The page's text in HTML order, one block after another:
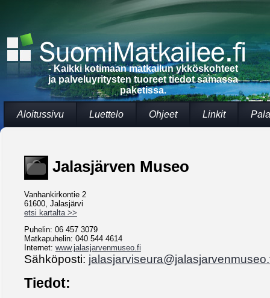
- Kaikki kotimaan matkailun ykköskohteet
ja palveluyritysten tuoreet tiedot samassa
paketissa.
Aloitussivu Luettelo Ohjeet Linkit
Jalasjärven Museo
Vanhankirkontie 2
61600, Jalasjärvi
etsi kartalta >>
Puhelin: 06 457 3079
Matkapuhelin: 040 544 4614
Internet: www.jalasjarvenmuseo.fi
Sähköposti:
Tiedot: